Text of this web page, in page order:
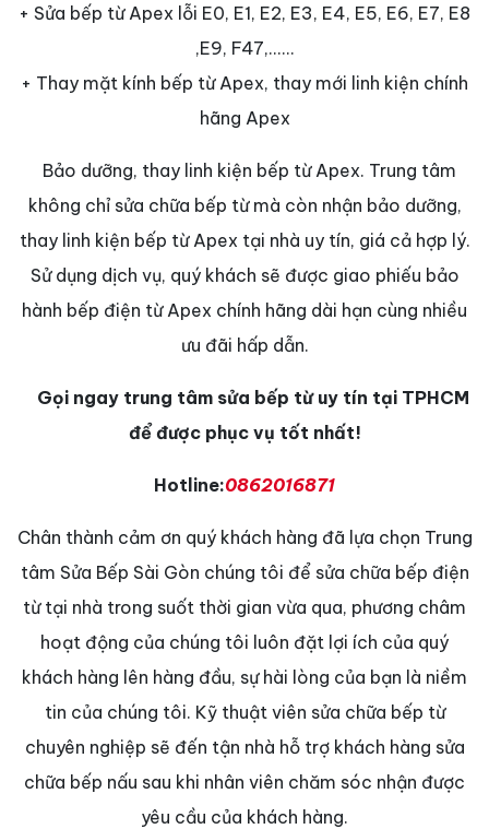
+ Sửa bếp từ Apex lỗi E0, E1, E2, E3, E4, E5, E6, E7, E8
,E9, F47,......
+ Thay mặt kính bếp từ Apex, thay mới linh kiện chính
hãng Apex
Bảo dưỡng, thay linh kiện bếp từ Apex. Trung tâm
không chỉ sửa chữa bếp từ mà còn nhận bảo dưỡng,
thay linh kiện bếp từ Apex tại nhà uy tín, giá cả hợp lý.
Sử dụng dịch vụ, quý khách sẽ được giao phiếu bảo
hành bếp điện từ Apex chính hãng dài hạn cùng nhiều
ưu đãi hấp dẫn.
Gọi ngay trung tâm sửa bếp từ uy tín tại TPHCM
để được phục vụ tốt nhất!
Hotline:0862016871
Chân thành cảm ơn quý khách hàng đã lựa chọn Trung
tâm Sửa Bếp Sài Gòn chúng tôi để sửa chữa bếp điện
từ tại nhà trong suốt thời gian vừa qua, phương châm
hoạt động của chúng tôi luôn đặt lợi ích của quý
khách hàng lên hàng đầu, sự hài lòng của bạn là niềm
tin của chúng tôi. Kỹ thuật viên sửa chữa bếp từ
chuyên nghiệp sẽ đến tận nhà hỗ trợ khách hàng sửa
chữa bếp nấu sau khi nhân viên chăm sóc nhận được
yêu cầu của khách hàng.